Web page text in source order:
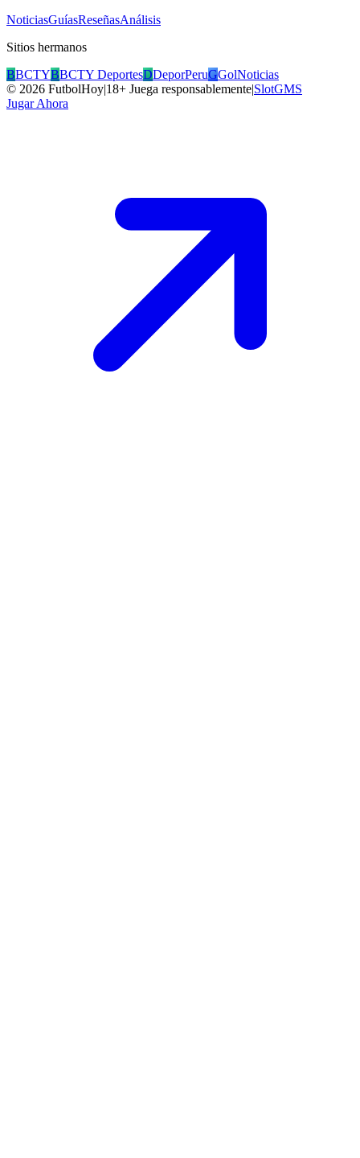
NoticiasGuíasReseñasAnálisis
Sitios hermanos
BBCTYBBCTY DeportesDDeporPeruGGolNoticias
© 2026 FutbolHoy|18+ Juega responsablemente|SlotGMS
Jugar Ahora